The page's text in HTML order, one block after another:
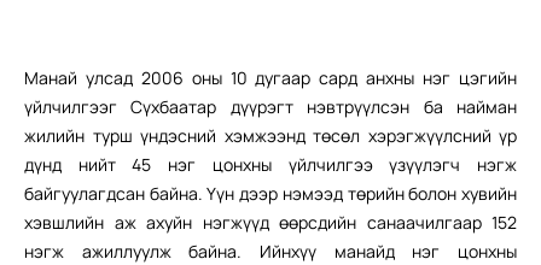
Манай улсад 2006 оны 10 дугаар сард анхны нэг цэгийн
үйлчилгээг Сүхбаатар дүүрэгт нэвтрүүлсэн ба найман
жилийн турш үндэсний хэмжээнд төсөл хэрэгжүүлсний үр
дүнд нийт 45 нэг цонхны үйлчилгээ үзүүлэгч нэгж
байгуулагдсан байна. Үүн дээр нэмээд төрийн болон хувийн
хэвшлийн аж ахуйн нэгжүүд өөрсдийн санаачилгаар 152
нэгж ажиллуулж байна. Ийнхүү манайд нэг цонхны